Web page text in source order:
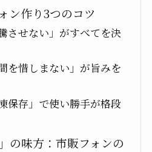
ン作り3つのコツ
せない」がすべてを決
惜しまない」が旨みを
存」で使い勝手が格段
の味方：市販フォンの